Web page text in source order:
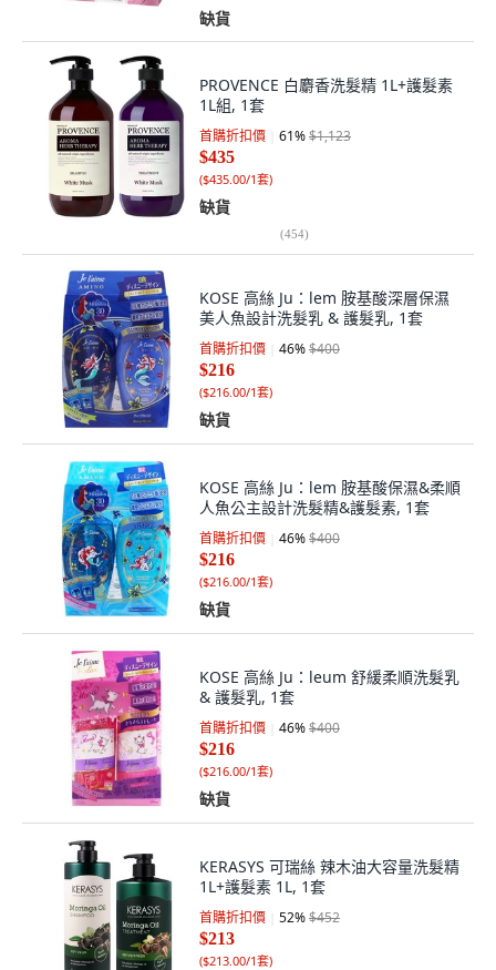
缺貨
PROVENCE 白麝香洗髮精 1L+護髮素
1L組, 1套
首購折扣價 61%$1,123
$435
($435.00/1套)
缺貨
(454)
KOSE 高絲 Ju：lem 胺基酸深層保濕
美人魚設計洗髮乳 & 護髮乳, 1套
首購折扣價 46%$400
$216
($216.00/1套)
缺貨
KOSE 高絲 Ju：lem 胺基酸保濕&柔順
人魚公主設計洗髮精&護髮素, 1套
首購折扣價 46%$400
$216
($216.00/1套)
缺貨
KOSE 高絲 Ju：leum 舒緩柔順洗髮乳
& 護髮乳, 1套
首購折扣價 46%$400
$216
($216.00/1套)
缺貨
KERASYS 可瑞絲 辣木油大容量洗髮精
1L+護髮素 1L, 1套
首購折扣價 52%$452
$213
($213.00/1套)